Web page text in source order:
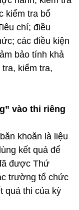
kiểm tra bổ
chí; điều
các điều kiện
bảo tính khả
kiểm tra,
vào thi riêng
khoăn là liệu
kết quả để
được Thứ
trường tổ chức
quả thi của kỳ